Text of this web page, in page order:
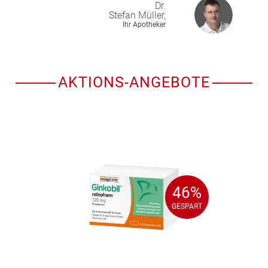
Dr.
Stefan Müller,
Ihr Apotheker
AKTIONS-ANGEBOTE
46%
GESPART
46%
GESPART